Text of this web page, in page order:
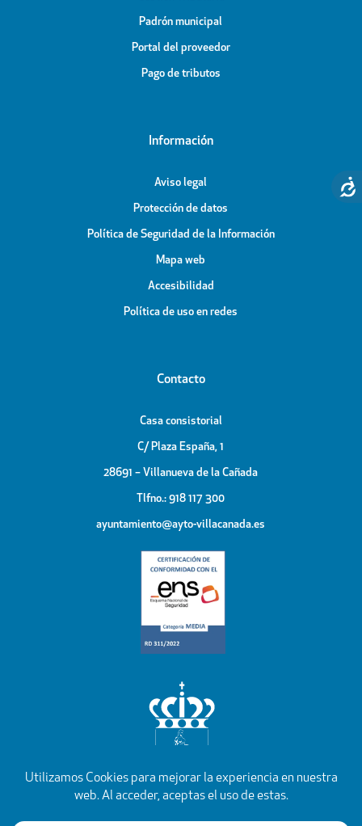
Padrón municipal
Portal del proveedor
Pago de tributos
Información
Aviso legal
Protección de datos
Política de Seguridad de la Información
Mapa web
Accesibilidad
Política de uso en redes
Contacto
Casa consistorial
C/ Plaza España, 1
28691 – Villanueva de la Cañada
Tlfno.: 918 117 300
ayuntamiento@ayto-villacanada.es